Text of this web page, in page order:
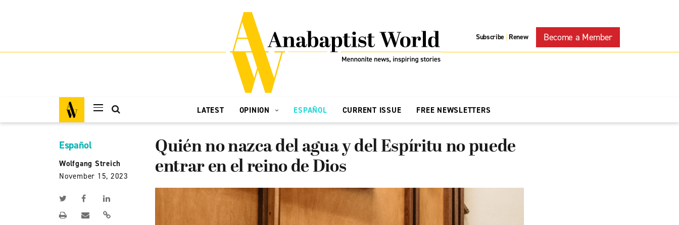
Subscribe | Renew Become a Member
LATEST OPINION ESPAÑOL CURRENT ISSUE FREE NEWSLETTERS
Español
Wolfgang Streich
November 15, 2023
Quién no nazca del agua y del Espíritu no puede
entrar en el reino de Dios